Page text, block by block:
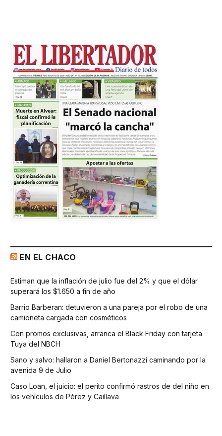
EN EL CHACO
Estiman que la inflación de julio fue del 2% y que el dólar
superará los $1.650 a fin de año
Barrio Barberan: detuvieron a una pareja por el robo de una
camioneta cargada con cosméticos
Con promos exclusivas, arranca el Black Friday con tarjeta
Tuya del NBCH
Sano y salvo: hallaron a Daniel Bertonazzi caminando por la
avenida 9 de Julio
Caso Loan, el juicio: el perito confirmó rastros de del niño en
los vehículos de Pérez y Caillava